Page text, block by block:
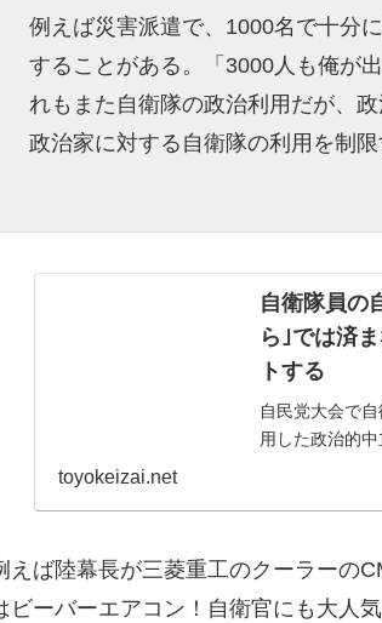
例えば災害派遣で、1000名で十分
することがある。「3000人も俺が
れもまた自衛隊の政治利用だが、
政治家に対する自衛隊の利用を制
自衛隊員の
ら｣では済
トする
自民党大会で
用した政治的
toyokeizai.net
えば陸幕長が三菱重工のクーラーの
ビーバーエアコン！自衛官にも大人